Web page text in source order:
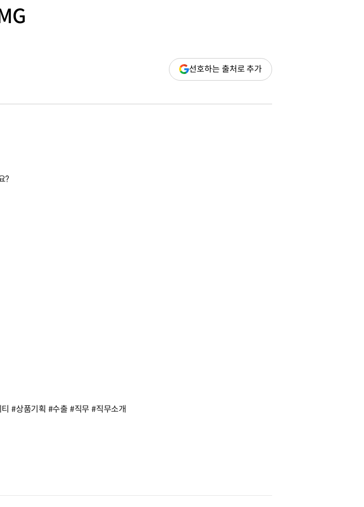
선호하는 출처로 추가(새
창
?
#상품기획 #수출 #직무 #직무소개